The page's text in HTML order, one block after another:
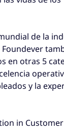
de la
en otras 5
y la
in